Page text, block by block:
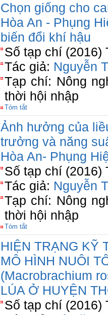
Chọn giống cho
Hòa An - Phụng
biến đổi khí hậu
Số tạp chí (2016)
Tác giả: Nguyễn
Tạp chí: Nông
thời hội nhập
Tóm tắt
Ảnh hưởng của
trưởng và năng
Hòa An- Phụng
Số tạp chí (2016)
Tác giả: Nguyễn
Tạp chí: Nông
thời hội nhập
Tóm tắt
HIỆN TRẠNG KỸ
MÔ HÌNH NUÔI
(Macrobrachium
LÚA Ở HUYỆN
Số tạp chí (2016)